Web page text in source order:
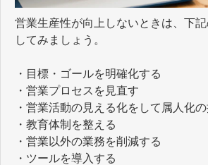
営業生産性が向上しないときは、下
してみましょう。
・目標・ゴールを明確化する
・営業プロセスを見直す
・営業活動の見える化をして属人化
・教育体制を整える
・営業以外の業務を削減する
・ツールを導入する